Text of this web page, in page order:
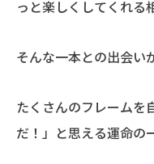
っと楽しくしてくれる
そんな一本との出会い
たくさんのフレームを
だ！」と思える運命の